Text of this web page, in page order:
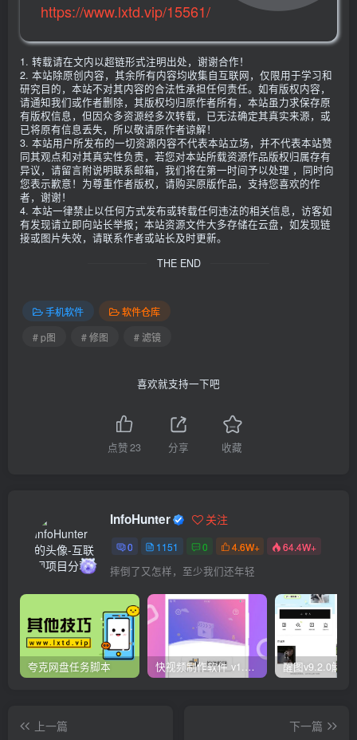
https://www.lxtd.vip/15561/
1. 转载请在文内以超链形式注明出处，谢谢合作！
2. 本站除原创内容，其余所有内容均收集自互联网，仅限用于学习和
研究目的，本站不对其内容的合法性承担任何责任。如有版权内容，
请通知我们或作者删除，其版权均归原作者所有，本站虽力求保存原
有版权信息，但因众多资源经多次转载，已无法确定其真实来源，或
已将原有信息丢失，所以敬请原作者谅解！
3. 本站用户所发布的一切资源内容不代表本站立场，并不代表本站赞
同其观点和对其真实性负责，若您对本站所载资源作品版权归属存有
异议，请留言附说明联系邮箱，我们将在第一时间予以处理 ，同时向
您表示歉意！为尊重作者版权，请购买原版作品，支持您喜欢的作
者，谢谢！
4. 本站一律禁止以任何方式发布或转载任何违法的相关信息，访客如
有发现请立即向站长举报；本站资源文件大多存储在云盘，如发现链
接或图片失效，请联系作者或站长及时更新。
THE END
手机软件
软件仓库
# p图
# 修图 # 滤镜
喜欢就支持一下吧
点赞23 分享 收藏
InfoHunter 关注
0 1151 0 4.6W+ 64.4W+
摔倒了又怎样，至少我们还年轻
夸克网盘任务脚本 快视频制作软件 v1.1.1安卓版
上一篇
下一篇